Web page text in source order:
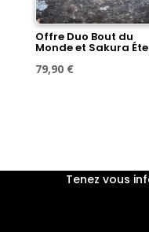
Offre Duo Bout du
Monde et Sakura
Le
79,90 €Le
Tenez vous